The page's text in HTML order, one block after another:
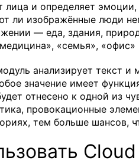
лица и определяет
ли изображённые люди
— еда, здания,
«семья», «офис»
анализирует текст
значение имеет
отнесено к одной из
провокационные
тем больше шансов,